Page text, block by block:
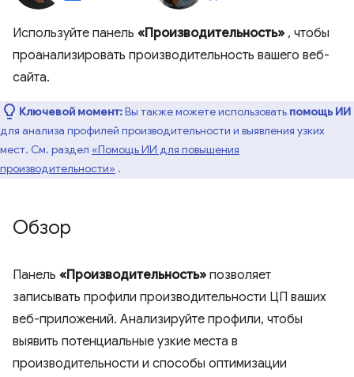
Используйте панель «Производительность» , чтобы
проанализировать производительность вашего веб-
сайта.
Ключевой момент:Вы также можете использовать помощь ИИ
для анализа профилей производительности и выявления узких
мест. См. раздел «Помощь ИИ для повышения
производительности» .
Обзор
Панель «Производительность» позволяет
записывать профили производительности ЦП ваших
веб-приложений. Анализируйте профили, чтобы
выявить потенциальные узкие места в
производительности и способы оптимизации